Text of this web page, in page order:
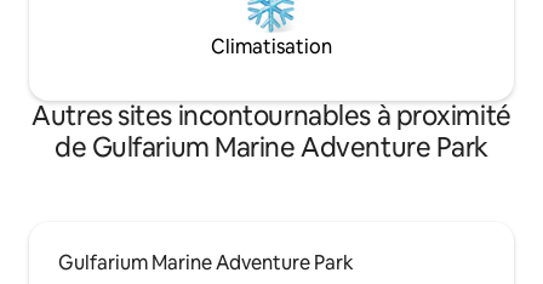
Climatisation
Autres sites incontournables à proximité
de Gulfarium Marine Adventure Park
Gulfarium Marine Adventure Park